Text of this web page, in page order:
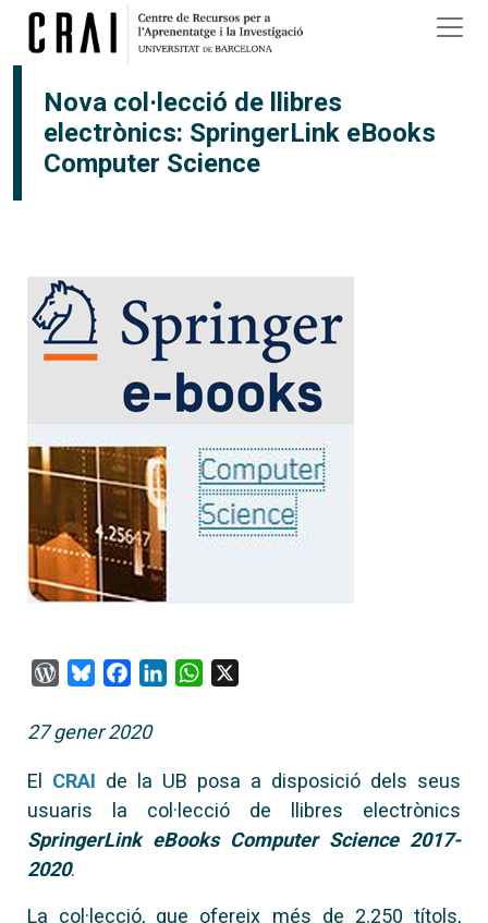
Vés al contingut
Nova col·lecció de llibres
electrònics: SpringerLink eBooks
Computer Science
WordPress
BlueskyFacebook
LinkedInWhatsApp
27 gener 2020
El CRAI de la UB posa a disposició dels seus
usuaris la col·lecció de llibres electrònics
SpringerLink eBooks Computer Science 2017-
2020.
La col·lecció, que ofereix més de 2.250 títols,